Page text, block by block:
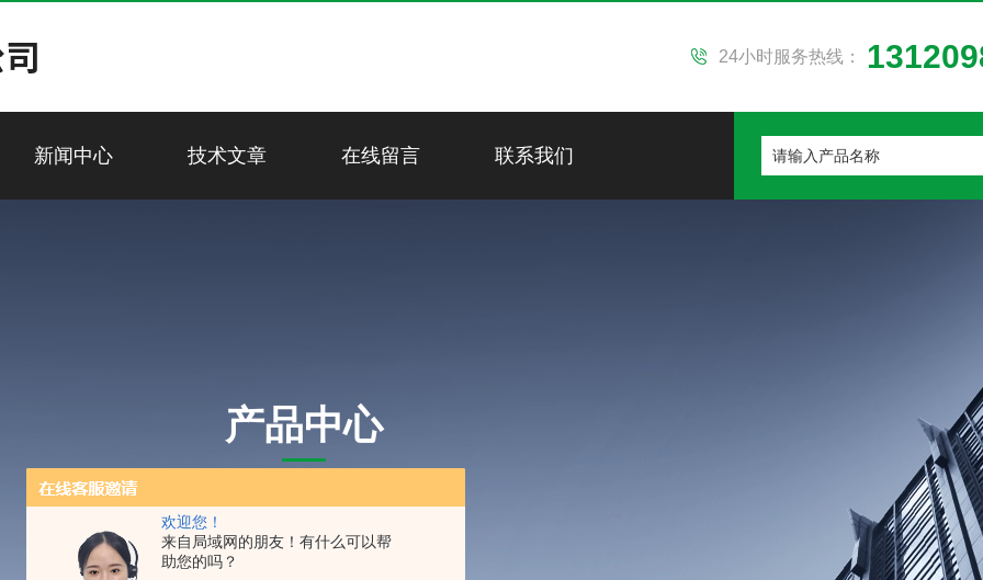
欢迎您！
来自局域网的朋友！有什么可以帮
助您的吗？
24小时服务热线：
新闻中心 技术文章 在线留言 联系我们
产品中心